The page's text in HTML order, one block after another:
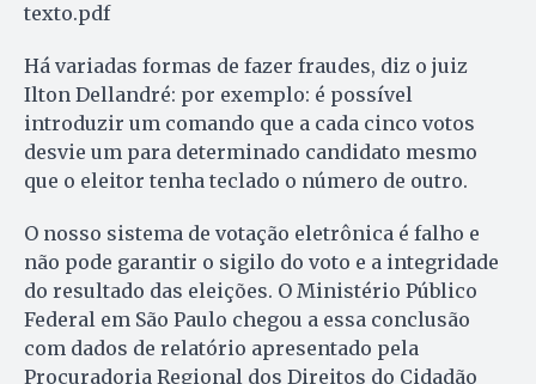
texto.pdf
Há variadas formas de fazer fraudes, diz o juiz
Ilton Dellan­dré: por exemplo: é possível
introduzir um comando que a cada cinco votos
desvie um para determinado candidato mesmo
que o eleitor tenha teclado o número de outro.
O nosso sistema de votação eletrônica é falho e
não pode garantir o sigilo do voto e a integridade
do resultado das eleições. O Ministério Público
Federal em São Paulo chegou a essa conclusão
com dados de relatório apresentado pela
Procuradoria Regional dos Direitos do Cidadão